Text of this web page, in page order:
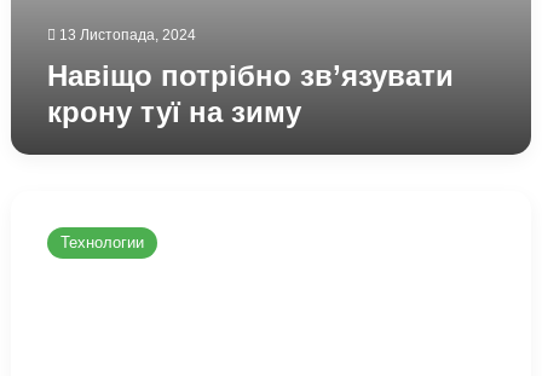
13 Листопада, 2024
Навіщо потрібно зв’язувати
крону туї на зиму
підвищити
рівень
Технологии